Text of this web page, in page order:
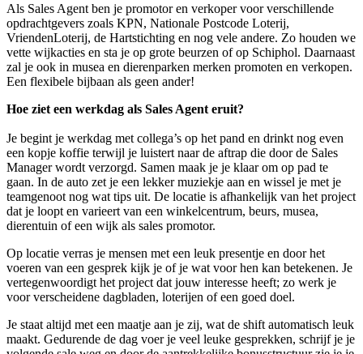
Als Sales Agent ben je promotor en verkoper voor verschillende
opdrachtgevers zoals KPN, Nationale Postcode Loterij,
VriendenLoterij, de Hartstichting en nog vele andere. Zo houden we
vette wijkacties en sta je op grote beurzen of op Schiphol. Daarnaast
zal je ook in musea en dierenparken merken promoten en verkopen.
Een flexibele bijbaan als geen ander!
Hoe ziet een werkdag als Sales Agent eruit?
Je begint je werkdag met collega’s op het pand en drinkt nog even
een kopje koffie terwijl je luistert naar de aftrap die door de Sales
Manager wordt verzorgd. Samen maak je je klaar om op pad te
gaan. In de auto zet je een lekker muziekje aan en wissel je met je
teamgenoot nog wat tips uit. De locatie is afhankelijk van het project
dat je loopt en varieert van een winkelcentrum, beurs, musea,
dierentuin of een wijk als sales promotor.
Op locatie verras je mensen met een leuk presentje en door het
voeren van een gesprek kijk je of je wat voor hen kan betekenen. Je
vertegenwoordigt het project dat jouw interesse heeft; zo werk je
voor verscheidene dagbladen, loterijen of een goed doel.
Je staat altijd met een maatje aan je zij, wat de shift automatisch leuk
maakt. Gedurende de dag voer je veel leuke gesprekken, schrijf je je